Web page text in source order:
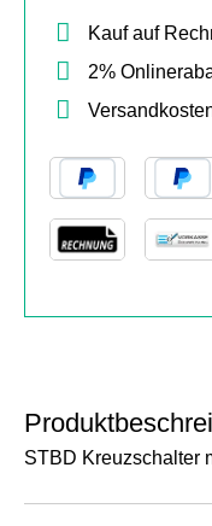
Kauf auf
2%
STBD Kreuzschalter